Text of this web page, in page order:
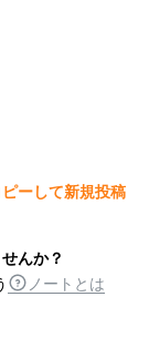
ーして新規投稿
んか？
ノートとは